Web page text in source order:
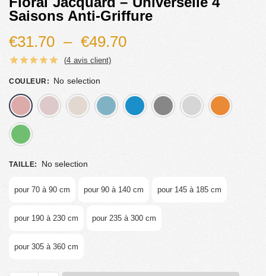
Saisons Anti-Griffure
€31.70 – €49.70
(4 avis client)
COULEUR: No selection
rose rose clairebeige bleu bleu foncégris
TAILLE: No selection
pour 70 à 90 cm pour 90 à 140 cm pour 145 à 185 cm
pour 190 à 230 cm pour 235 à 300 cm
pour 305 à 360 cm